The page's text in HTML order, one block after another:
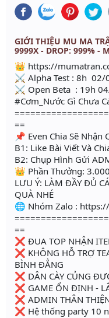
GIỚI THIỆU MU MA
9999X - DROP: 999% -
👑 https://
⚔ Alpha Test : 8h 02/
⚔ Open Beta : 19h
#Cơm_Nước Gì Chưa
==
📌 Even Chia Sẽ Nhận
B1: Like Bài Viết Và
B2: Chụp Hình Gửi
👑 Phần Thưởng:
LƯU Ý: LÀM ĐẦY ĐỦ
QUÀ NHÉ
🌐 Nhóm Zalo :
==
❌ ĐUA TOP NHẬN
❌ KHÔNG HỖ TRỢ
BÌNH ĐẲNG
❌ DÂN CÀY CỦNG
❌ GAME ỔN ĐỊNH -
❌ ADMIN THÂN
❌ Hệ thống party 10